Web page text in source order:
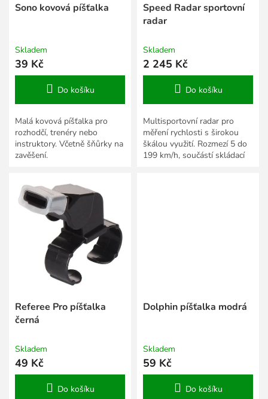
Sono kovová píšťalka
Skladem
39 Kč
Do košíku
Malá kovová píšťalka pro
rozhodčí, trenéry nebo
instruktory. Včetně šňůrky na
zavěšení.
Speed Radar sportovní
radar
Skladem
2 245 Kč
Do košíku
Multisportovní radar pro
měření rychlosti s širokou
škálou využití. Rozmezí 5 do
199 km/h, součástí skládací
Referee Pro píšťalka
černá
Skladem
49 Kč
Do košíku
Dolphin píšťalka modrá
Skladem
59 Kč
Do košíku